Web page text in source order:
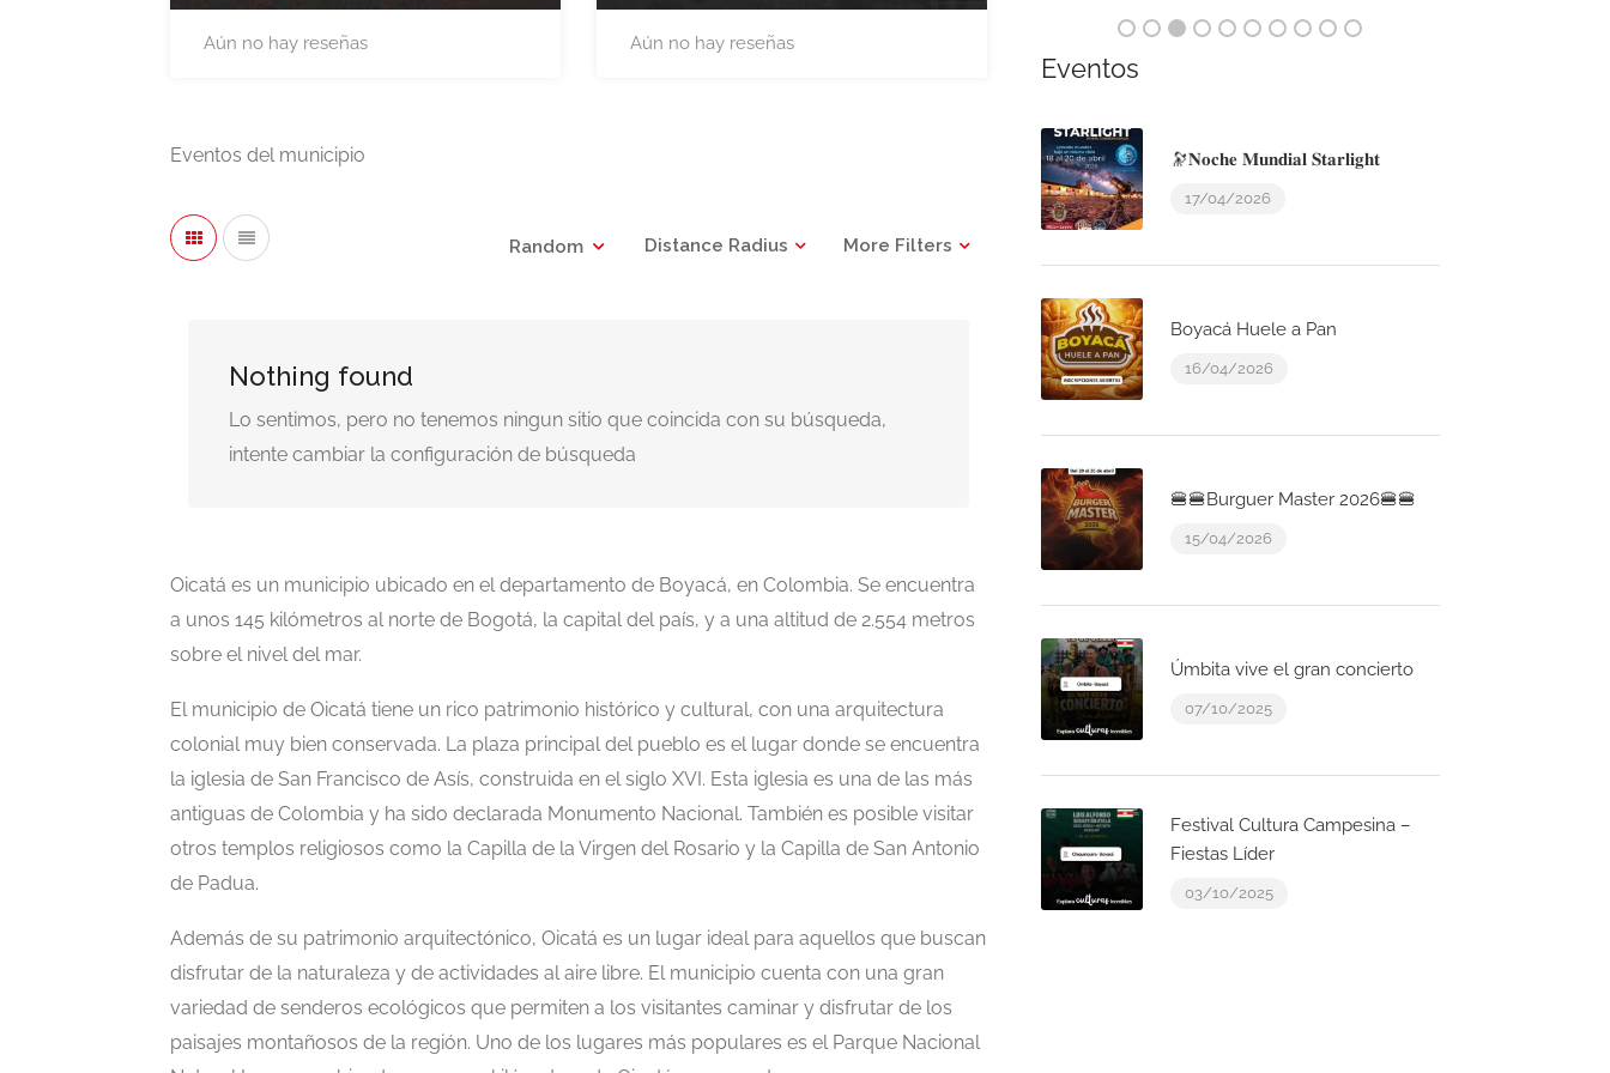
Aún no hay reseñas Aún no hay reseñas
Eventos del municipio
More Filters
Distance Radius
Random
Nothing found
Lo sentimos, pero no tenemos ningun sitio que coincida con su búsqueda,
intente cambiar la configuración de búsqueda
Oicatá es un municipio ubicado en el departamento de Boyacá, en Colombia. Se encuentra
a unos 145 kilómetros al norte de Bogotá, la capital del país, y a una altitud de 2.554 metros
sobre el nivel del mar.
El municipio de Oicatá tiene un rico patrimonio histórico y cultural, con una arquitectura
colonial muy bien conservada. La plaza principal del pueblo es el lugar donde se encuentra
la iglesia de San Francisco de Asís, construida en el siglo XVI. Esta iglesia es una de las más
antiguas de Colombia y ha sido declarada Monumento Nacional. También es posible visitar
otros templos religiosos como la Capilla de la Virgen del Rosario y la Capilla de San Antonio
de Padua.
Además de su patrimonio arquitectónico, Oicatá es un lugar ideal para aquellos que buscan
disfrutar de la naturaleza y de actividades al aire libre. El municipio cuenta con una gran
variedad de senderos ecológicos que permiten a los visitantes caminar y disfrutar de los
paisajes montañosos de la región. Uno de los lugares más populares es el Parque Nacional
Eventos
🔭𝐍𝐨𝐜𝐡𝐞 𝐌𝐮𝐧𝐝𝐢𝐚𝐥 𝐒𝐭𝐚𝐫𝐥𝐢𝐠𝐡𝐭
17/04/2026
Boyacá Huele a Pan
16/04/2026
🍔🍔Burguer Master 2026🍔🍔
15/04/2026
Úmbita vive el gran concierto
07/10/2025
Festival Cultura Campesina –
Fiestas Líder
03/10/2025